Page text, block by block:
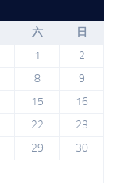
六
日
1
2
8
9
15
16
22
23
29
30